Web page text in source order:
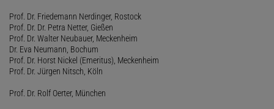
Prof. Dr. Friedemann Nerdinger, Rostock
Prof. Dr. Dr. Petra Netter, Gießen
Prof. Dr. Walter Neubauer, Meckenheim
Dr. Eva Neumann, Bochum
Prof. Dr. Horst Nickel (Emeritus), Meckenheim
Prof. Dr. Jürgen Nitsch, Köln
Prof. Dr. Rolf Oerter, München